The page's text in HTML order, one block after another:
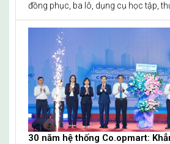
đồng phục, ba lô, dụng cụ học tập,
dưỡng cùng tăng trong một thời gian
cùng người tiêu dùng, từ 23/7 đến
Co.op triển khai chương trình “Deal
thương” trên toàn hệ thống
Co.opXtra, Co.op Food, Finelife,
Co.op Online… đồng thời hưởng ứng
2026 do Bộ Công Thương phát động
đến 67%. Không chỉ giúp người tiêu
30 năm hệ thống Co.opmart: